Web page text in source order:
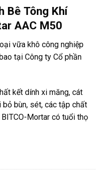
Bê Tông Khí
AAC M50
vữa khô công nghiệp
tại Công ty Cổ phần
kết dính xi măng, cát
bùn, sét, các tập chất
Mortar có tuổi thọ